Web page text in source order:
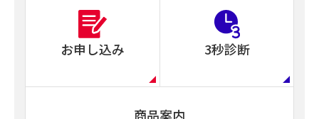
お申し込み 3秒診断
商品案内